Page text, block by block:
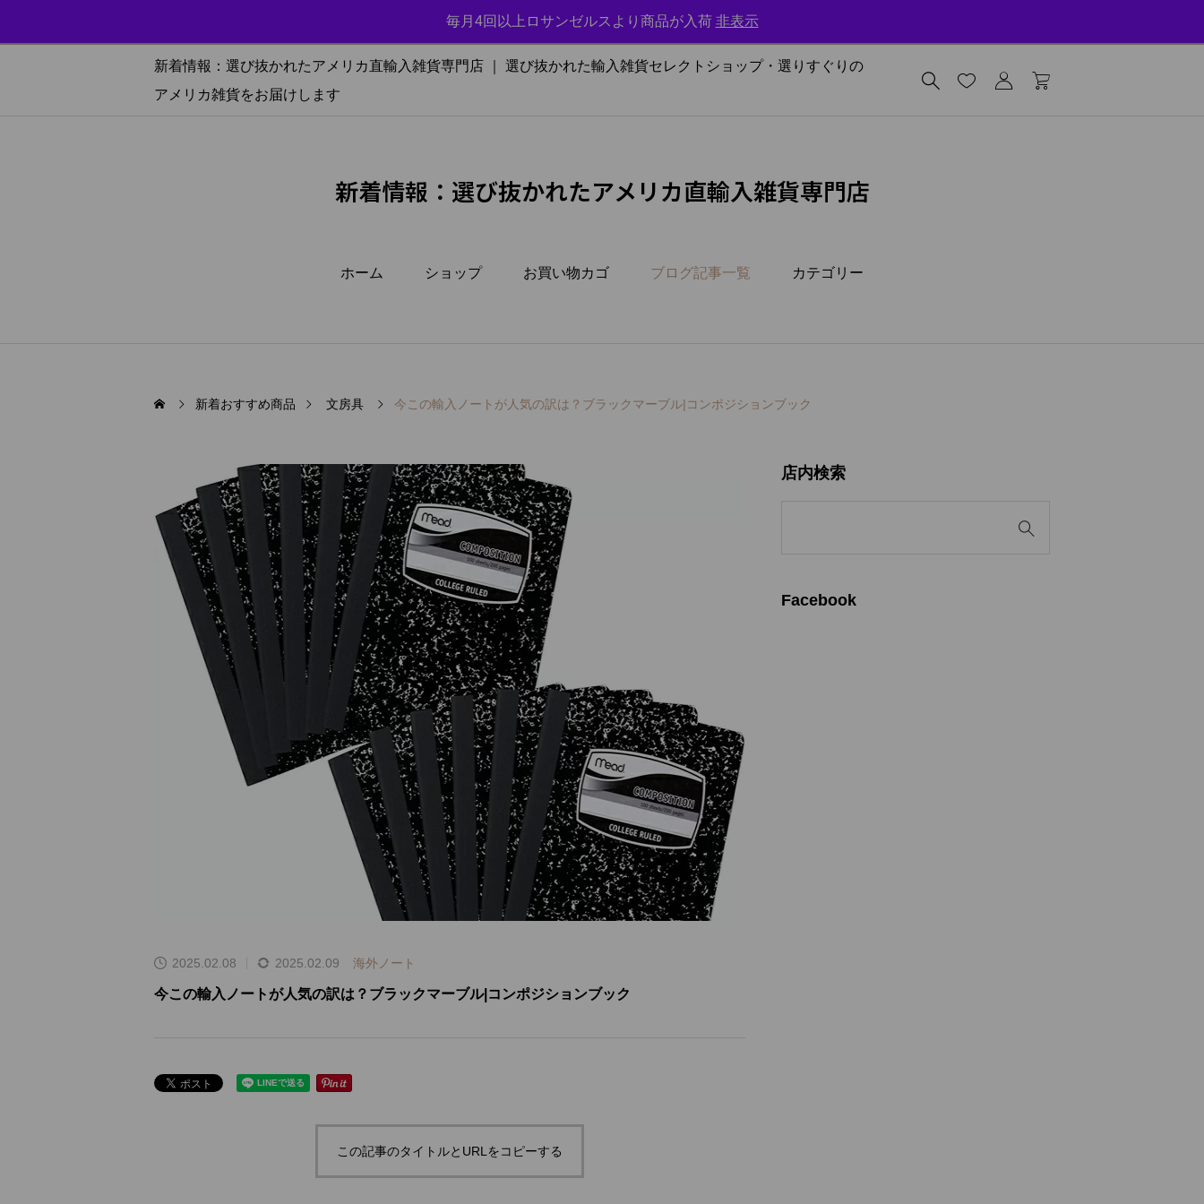
選び抜かれた輸入雑貨セレクトショップ・選りすぐりのアメリカ雑貨をお届けします
新着情報：選び抜かれたアメリカ直輸入雑貨専門店 ｜ 選び抜かれた輸入雑貨セレクトショップ・選りすぐりの
アメリカ雑貨をお届けします
新着情報：選び抜かれたアメリカ直輸入雑貨専門店
ホーム ショップ お買い物カゴ ブログ記事一覧 カテゴリー
新着おすすめ商品 文房具 今この輸入ノートが人気の訳は？ブラックマーブル|コンポジションブック
2025.02.08 2025.02.09 海外ノート
今この輸入ノートが人気の訳は？ブラックマーブル|コンポジションブック
この記事のタイトルとURLをコピーする
店内検索
Facebook
毎月4回以上ロサンゼルスより商品が入荷 非表示